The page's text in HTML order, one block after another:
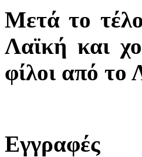
Μετά το
Λαϊκή και
φίλοι από το
Εγγραφές